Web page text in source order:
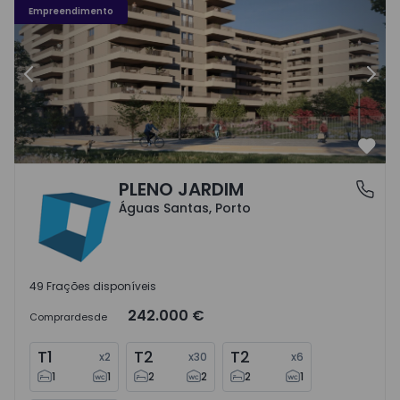
Empreendimento
Anterior
Águas Santas, PortoPLENO JARDIM
Águas Santas, Porto
49 Frações disponíveis
Comprardesde 242.000 €
T1 x2
1
1
T2 x30
2
2
T2 x6
2
1